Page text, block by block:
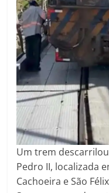
Um trem
Pedro II, localizada
Cachoeira e São